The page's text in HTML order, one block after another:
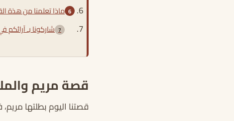
ماذا تعلمنا من هذة
شاركونا بـ
قصة مريم
قصتنا اليوم بطلتها